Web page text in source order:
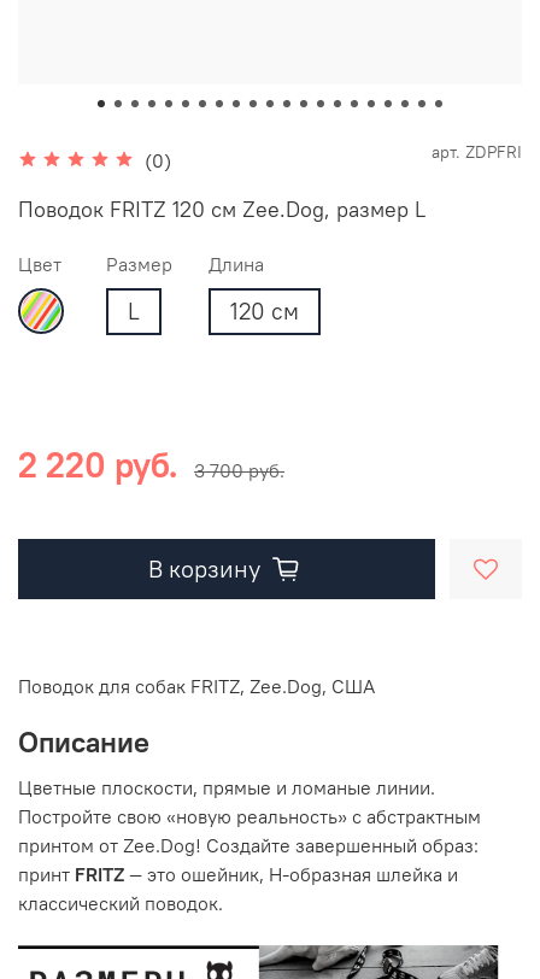
(0) арт. ZDPFRI
Поводок FRITZ 120 см Zee.Dog, размер L
Цвет Размер
L
Длина
120 см
2 220 руб. 3 700 руб.
В корзину
Поводок для собак FRITZ, Zee.Dog, США
Описание
Цветные плоскости, прямые и ломаные линии.
Постройте свою «новую реальность» с абстрактным
принтом от Zee.Dog! Создайте завершенный образ:
принт FRITZ — это ошейник, Н-образная шлейка и
классический поводок.